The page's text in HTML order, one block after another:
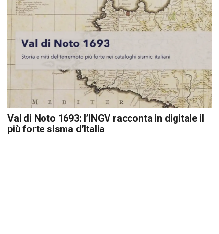
Val di Noto 1693: l’INGV racconta in digitale il
più forte sisma d’Italia